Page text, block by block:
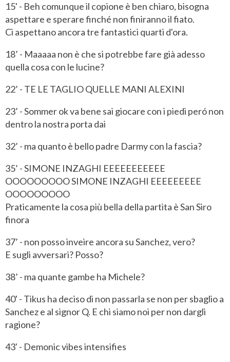
15' - Beh comunque il copione è ben chiaro, bisogna
aspettare e sperare finché non finiranno il fiato.
Ci aspettano ancora tre fantastici quarti d'ora.
18’ - Maaaaa non è che si potrebbe fare già adesso
quella cosa con le lucine?
22’ - TE LE TAGLIO QUELLE MANI ALEXINI
23’ - Sommer ok va bene sai giocare con i piedi peró non
dentro la nostra porta dai
32’ - ma quanto è bello padre Darmy con la fascia?
35’ - SIMONE INZAGHI EEEEEEEEEEE
OOOOOOOOO SIMONE INZAGHI EEEEEEEEE
OOOOOOOOO
Praticamente la cosa più bella della partita è San Siro
finora
37’ - non posso inveire ancora su Sanchez, vero?
E sugli avversari? Posso?
38’ - ma quante gambe ha Michele?
40' - Tikus ha deciso di non passarla se non per sbaglio a
Sanchez e al signor Q. E chi siamo noi per non dargli
ragione?
43' - Demonic vibes intensifies